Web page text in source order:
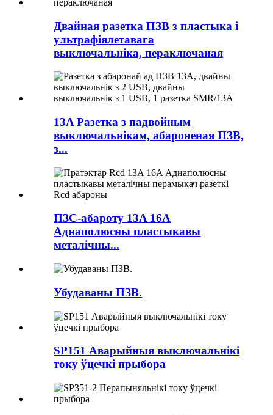
Двайная разетка ПЗВ з пластыка і
ультрафіялетавага
выключальніка, пераключаная
13A Разетка з падвойным
выключальнікам, абароненая ПЗВ,
з...
ПЗС-абароту 13A 16A
Аднаполюсны пластыкавы
металічны...
Убудаваны ПЗВ.
SP151 Аварыйныя выключальнікі
току ўцечкі прыбора